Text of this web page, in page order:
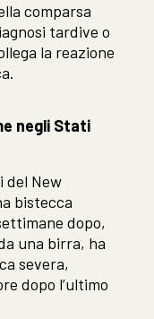
comparsa
tardive o
la reazione
negli Stati
del New
bistecca
dopo,
una birra, ha
severa,
dopo l’ultimo